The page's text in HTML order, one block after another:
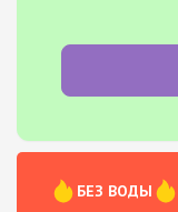
БЕЗ ВОДЫ